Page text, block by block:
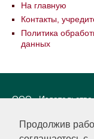
Продолжив
На главную
Контакты,
Политика
данных
ООО
LLC Материалы,
охраняются